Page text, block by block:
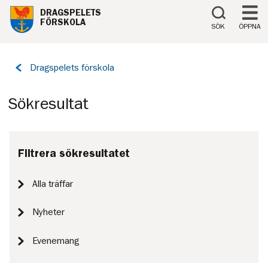
Till innehåll på sidan
DRAGSPELETS
FÖRSKOLA
SÖK ÖPPNA
Tillbaka
Dragspelets förskola
Sökresultat
Filtrera sökresultatet
Alla träffar
Nyheter
Evenemang